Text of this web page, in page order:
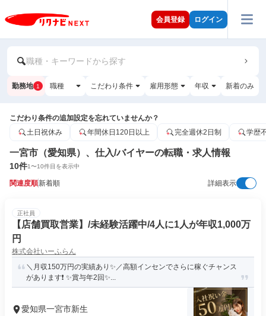
会員登録 ログイン
職種・キーワードから探す
勤務地 1 職種 こだわり条件 雇用形態 年収 新着のみ
こだわり条件の追加設定を忘れていませんか？
土日祝休み
年間休日120日以上 完全週休2日制 学歴
一宮市（愛知県）、仕入/バイヤーの転職・求人情報
10件1〜10件目を表示中
関連度順新着順 詳細表示
正社員
【店舗買取営業】/未経験活躍中/4人に1人が年収1,000万
円
株式会社いーふらん
＼月収150万円の実績あり✨／高額インセンでさらに稼ぐチャンス
があります❗ ✨賞与年2回✨...
愛知県一宮市新生